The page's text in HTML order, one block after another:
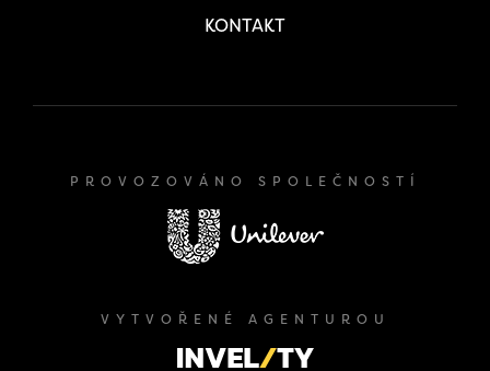
KONTAKT
PROVOZOVÁNO SPOLEČNOSTÍ
VYTVOŘENÉ AGENTUROU